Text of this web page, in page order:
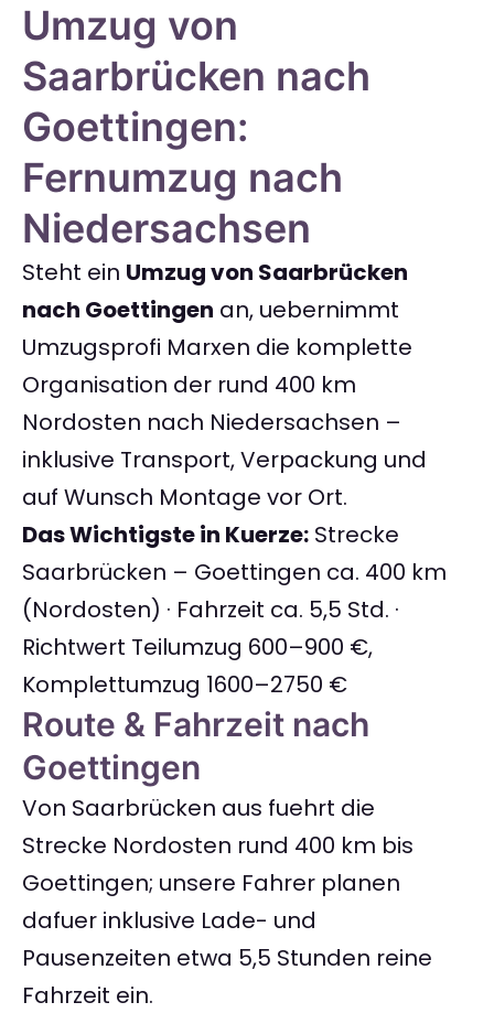
Umzug von
Saarbrücken nach
Goettingen:
Fernumzug nach
Niedersachsen
Steht ein Umzug von Saarbrücken
nach Goettingen an, uebernimmt
Umzugsprofi Marxen die komplette
Organisation der rund 400 km
Nordosten nach Niedersachsen –
inklusive Transport, Verpackung und
auf Wunsch Montage vor Ort.
Das Wichtigste in Kuerze: Strecke
Saarbrücken – Goettingen ca. 400 km
(Nordosten) · Fahrzeit ca. 5,5 Std. ·
Richtwert Teilumzug 600–900 €,
Komplettumzug 1600–2750 €
Route & Fahrzeit nach
Goettingen
Von Saarbrücken aus fuehrt die
Strecke Nordosten rund 400 km bis
Goettingen; unsere Fahrer planen
dafuer inklusive Lade- und
Pausenzeiten etwa 5,5 Stunden reine
Fahrzeit ein.